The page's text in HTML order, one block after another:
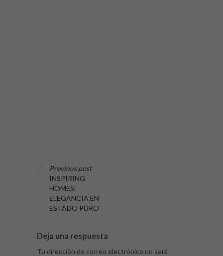
Previous post
INSPIRING
HOMES:
ELEGANCIA EN
ESTADO PURO
Deja una respuesta
Tu dirección de correo electrónico no será